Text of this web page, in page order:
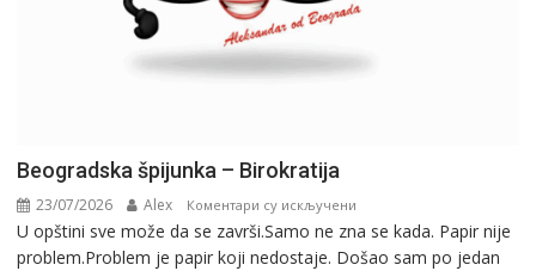
Beogradska špijunka – Birokratija
23/07/2026 Alex Коментари су искључени
Beogradska
špijunka
U opštini sve može da se završi.Samo ne zna se kada. Papir nije
problem.Problem je papir koji nedostaje. Došao sam po jedan